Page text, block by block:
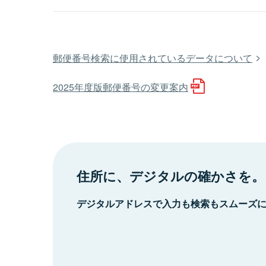
郵便番号検索に使用されているデータについて
2025年度版郵便番号の変更案内
住所に、デジタルの確かさを。
デジタルアドレスで入力も検索もスムーズ